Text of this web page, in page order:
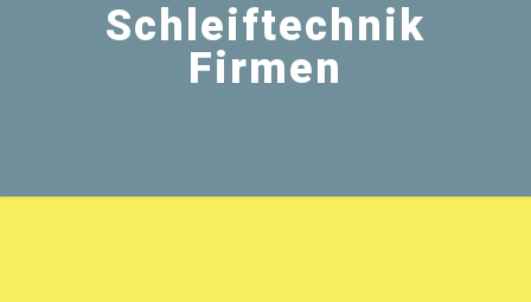
Schleiftechnik
Firmen